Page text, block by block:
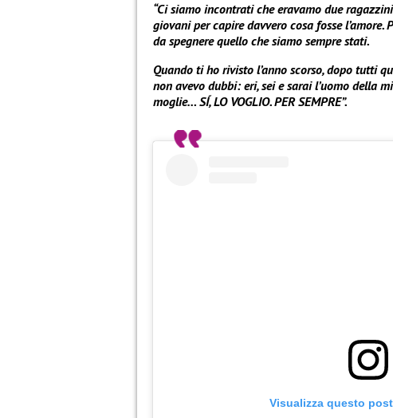
“Ci siamo incontrati che eravamo due
giovani per capire davvero cosa fosse
da spegnere quello che siamo sempre stati.
Quando ti ho rivisto l’anno scorso, dopo tutti
non avevo dubbi: eri, sei e sarai l’uomo della
moglie… SÍ, LO VOGLIO. PER SEMPRE”.
Visualizza questo